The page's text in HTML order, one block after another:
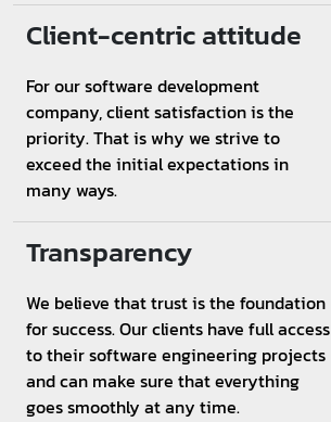
Client-centric attitude
For our software development
company, client satisfaction is the
priority. That is why we strive to
exceed the initial expectations in
many ways.
Transparency
We believe that trust is the foundation
for success. Our clients have full access
to their software engineering projects
and can make sure that everything
goes smoothly at any time.